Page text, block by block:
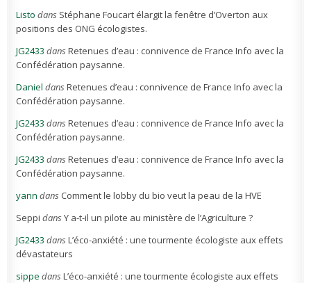
Listo dans Stéphane Foucart élargit la fenêtre d’Overton aux
positions des ONG écologistes.
JG2433 dansRetenues d’eau : connivence de France Info avec la
Confédération paysanne.
Daniel dansRetenues d’eau : connivence de France Info avec la
Confédération paysanne.
JG2433 dansRetenues d’eau : connivence de France Info avec la
Confédération paysanne.
JG2433 dansRetenues d’eau : connivence de France Info avec la
Confédération paysanne.
yann dans Comment le lobby du bio veut la peau de la HVE
Seppi dansY a-t-il un pilote au ministère de l’Agriculture ?
JG2433 dansL’éco-anxiété : une tourmente écologiste aux effets
dévastateurs
sippe dansL’éco-anxiété : une tourmente écologiste aux effets